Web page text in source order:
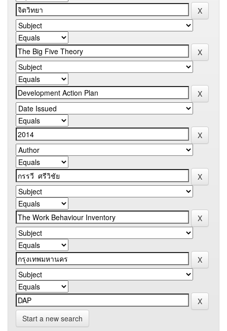
Start a new search